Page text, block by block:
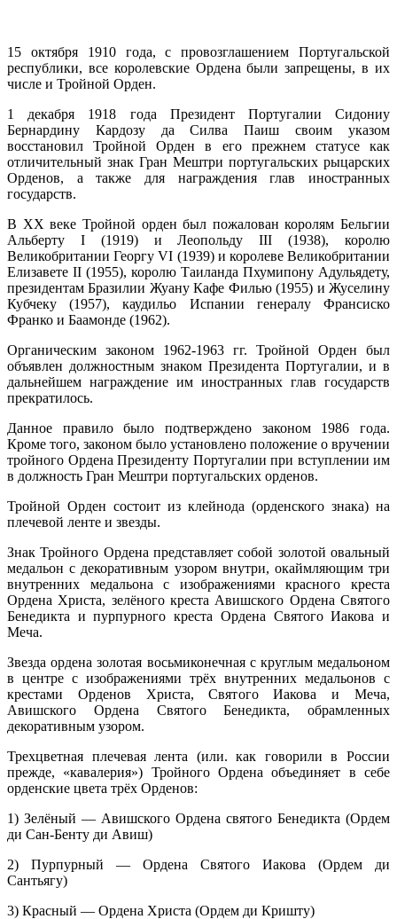
15 октября 1910 года, с провозглашением Португальской
республики, все королевские Ордена были запрещены, в их
числе и Тройной Орден.
1 декабря 1918 года Президент Португалии Сидониу
Бернардину Кардозу да Силва Паиш своим указом
восстановил Тройной Орден в его прежнем статусе как
отличительный знак Гран Мештри португальских рыцарских
Орденов, а также для награждения глав иностранных
государств.
В XX веке Тройной орден был пожалован королям Бельгии
Альберту I (1919) и Леопольду III (1938), королю
Великобритании Георгу VI (1939) и королеве Великобритании
Елизавете II (1955), королю Таиланда Пхумипону Адульядету,
президентам Бразилии Жуану Кафе Филью (1955) и Жуселину
Кубчеку (1957), каудильо Испании генералу Франсиско
Франко и Баамонде (1962).
Органическим законом 1962-1963 гг. Тройной Орден был
объявлен должностным знаком Президента Португалии, и в
дальнейшем награждение им иностранных глав государств
прекратилось.
Данное правило было подтверждено законом 1986 года.
Кроме того, законом было установлено положение о вручении
тройного Ордена Президенту Португалии при вступлении им
в должность Гран Мештри португальских орденов.
Тройной Орден состоит из клейнода (орденского знака) на
плечевой ленте и звезды.
Знак Тройного Ордена представляет собой золотой овальный
медальон с декоративным узором внутри, окаймляющим три
внутренних медальона с изображениями красного креста
Ордена Христа, зелёного креста Авишского Ордена Святого
Бенедикта и пурпурного креста Ордена Святого Иакова и
Меча.
Звезда ордена золотая восьмиконечная с круглым медальоном
в центре с изображениями трёх внутренних медальонов с
крестами Орденов Христа, Святого Иакова и Меча,
Авишского Ордена Святого Бенедикта, обрамленных
декоративным узором.
Трехцветная плечевая лента (или. как говорили в России
прежде, «кавалерия») Тройного Ордена объединяет в себе
орденские цвета трёх Орденов:
1) Зелёный — Авишского Ордена святого Бенедикта (Ордем
ди Сан-Бенту ди Авиш)
2) Пурпурный — Ордена Святого Иакова (Ордем ди
Сантьягу)
3) Красный — Ордена Христа (Ордем ди Кришту)